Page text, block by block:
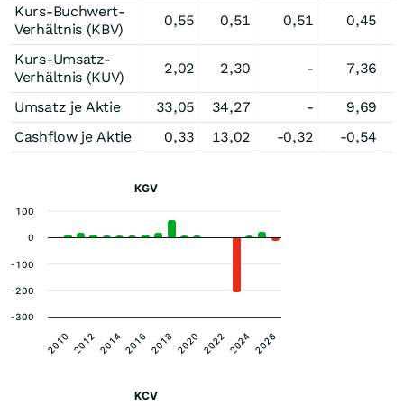
Kurs-Buchwert-
Verhältnis (KBV)
0,55 0,51 0,51 0,45
Kurs-Umsatz-
Verhältnis (KUV)
2,02 2,30 - 7,36
Umsatz je Aktie 33,05 34,27 - 9,69
Cashflow je Aktie
0,33 13,02 -0,32 -0,54
KGV
2010 2012 20142016 2018 2020 2022 2024 2026
-200
-100
0
100
-300
KCV